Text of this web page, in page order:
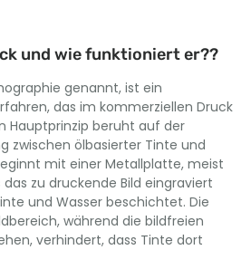
und wie funktioniert er??
genannt, ist ein
das im kommerziellen Druck
Hauptprinzip beruht auf der
zwischen ölbasierter Tinte und
mit einer Metallplatte, meist
zu druckende Bild eingraviert
und Wasser beschichtet. Die
während die bildfreien
verhindert, dass Tinte dort